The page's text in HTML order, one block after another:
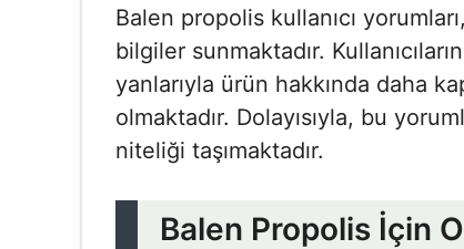
Balen propolis kullanıcı
bilgiler sunmaktadır.
yanlarıyla ürün hakkında daha
olmaktadır. Dolayısıyla, bu
niteliği taşımaktadır.
Balen Propolis İçin